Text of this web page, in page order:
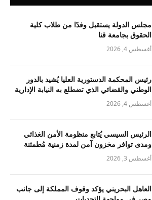
مجلس الدولة يستقبل وفدًا من طلاب كلية
الحقوق بجامعة قنا
أغسطس 4, 2026
رئيس المحكمة الدستورية العليا يُشيد بالدور
الوطني والقضائي الذي تضطلع به النيابة الإدارية
أغسطس 4, 2026
الرئيس السيسي يُتابع منظومة الأمن الغذائي
ومدى توافر مخزون آمن لمدة زمنية مُطمئنة
أغسطس 3, 2026
العاهل البحريني يؤكد وقوف المملكة إلى جانب